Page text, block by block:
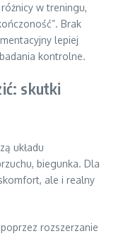
w treningu,
Brak
lepiej
kontrolne.
skutki
układu
biegunka. Dla
ale i realny
rozszerzanie